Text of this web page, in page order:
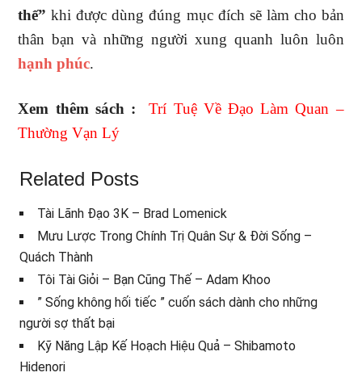
thế” khi được dùng đúng mục đích sẽ làm cho bản
thân bạn và những người xung quanh luôn luôn
hạnh phúc.
Xem thêm sách :Trí Tuệ Về Đạo Làm Quan –
Thường Vạn Lý
Related Posts
Tài Lãnh Đạo 3K – Brad Lomenick
Mưu Lược Trong Chính Trị Quân Sự & Đời Sống –
Quách Thành
Tôi Tài Giỏi – Bạn Cũng Thế – Adam Khoo
” Sống không hối tiếc ” cuốn sách dành cho những
người sợ thất bại
Kỹ Năng Lập Kế Hoạch Hiệu Quả – Shibamoto
Hidenori